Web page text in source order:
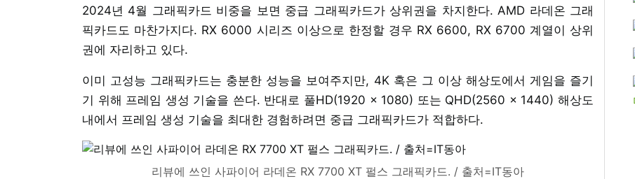
2024년 4월 그래픽카드 비중을 보면 중급 그래픽카드가 상위권을 차지한다. AMD 라데온 그래
픽카드도 마찬가지다. RX 6000 시리즈 이상으로 한정할 경우 RX 6600, RX 6700 계열이 상위
권에 자리하고 있다.
이미 고성능 그래픽카드는 충분한 성능을 보여주지만, 4K 혹은 그 이상 해상도에서 게임을 즐기
기 위해 프레임 생성 기술을 쓴다. 반대로 풀HD(1920 x 1080) 또는 QHD(2560 x 1440) 해상도
내에서 프레임 생성 기술을 최대한 경험하려면 중급 그래픽카드가 적합하다.
리뷰에 쓰인 사파이어 라데온 RX 7700 XT 펄스 그래픽카드. / 출처=IT동아